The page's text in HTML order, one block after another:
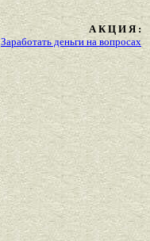
А К Ц И Я :
Заработать деньги на вопросах